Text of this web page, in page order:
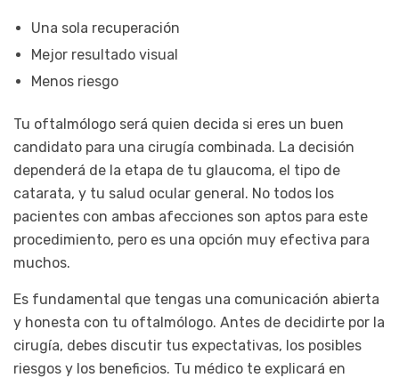
Una sola recuperación
Mejor resultado visual
Menos riesgo
Tu oftalmólogo será quien decida si eres un buen
candidato para una cirugía combinada. La decisión
dependerá de la etapa de tu glaucoma, el tipo de
catarata, y tu salud ocular general. No todos los
pacientes con ambas afecciones son aptos para este
procedimiento, pero es una opción muy efectiva para
muchos.
Es fundamental que tengas una comunicación abierta
y honesta con tu oftalmólogo. Antes de decidirte por la
cirugía, debes discutir tus expectativas, los posibles
riesgos y los beneficios. Tu médico te explicará en